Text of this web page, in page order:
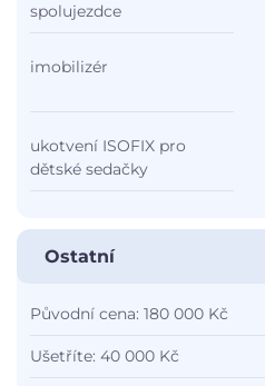
spolujezdce
imobilizér
ukotvení ISOFIX pro
dětské sedačky
Ostatní
Původní cena: 180 000 Kč
Ušetříte: 40 000 Kč